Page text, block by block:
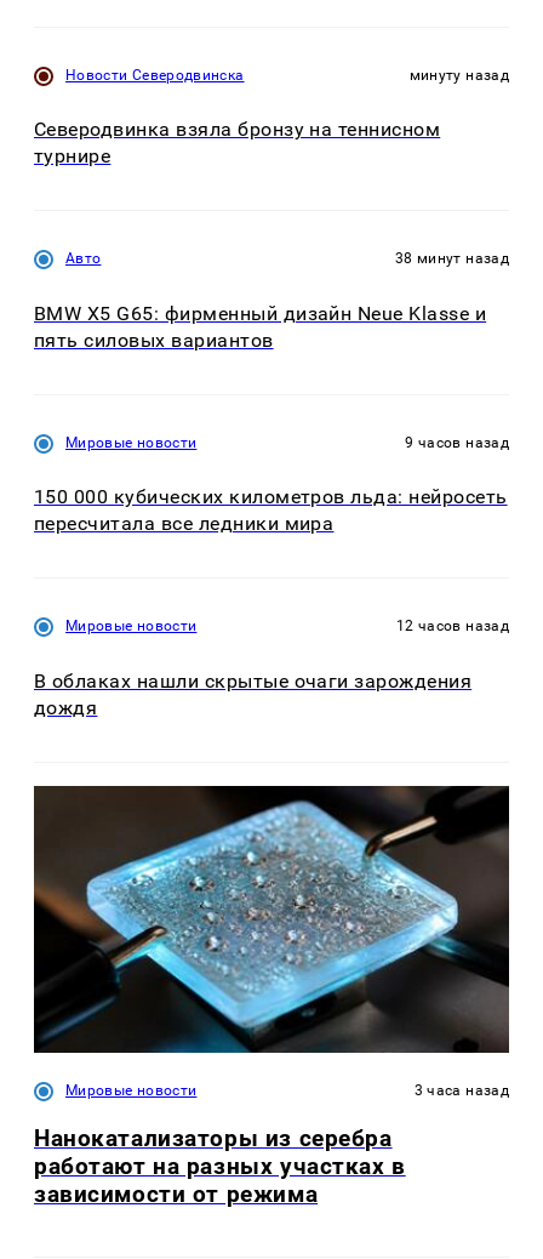
Новости Северодвинска минуту назад
Северодвинка взяла бронзу на теннисном
турнире
Авто 38 минут назад
BMW X5 G65: фирменный дизайн Neue Klasse и
пять силовых вариантов
Мировые новости 9 часов назад
150 000 кубических километров льда: нейросеть
пересчитала все ледники мира
Мировые новости 12 часов назад
В облаках нашли скрытые очаги зарождения
дождя
Мировые новости 3 часа назад
Нанокатализаторы из серебра
работают на разных участках в
зависимости от режима